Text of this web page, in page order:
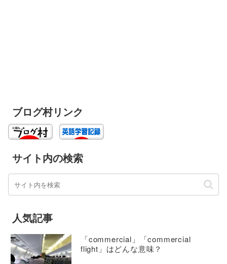
ブログ村リンク
サイト内の検索
人気記事
「commercial」「commercial
flight」はどんな意味？